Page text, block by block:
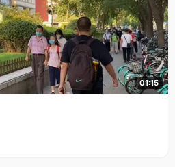
01:15